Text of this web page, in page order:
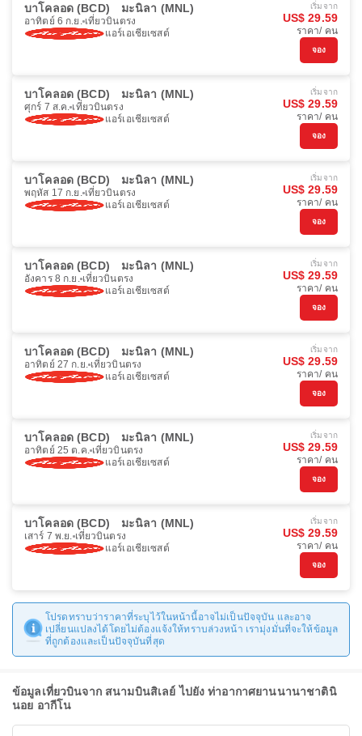
บาโคลอด (BCD) มะนิลา (MNL)
อาทิตย์ 6 ก.ย. เที่ยวบินตรง
แอร์เอเชียเซสต์
เริ่มจาก
US$ 29.59
ราคา/ คน
จอง
บาโคลอด (BCD) มะนิลา (MNL)
ศุกร์ 7 ส.ค. เที่ยวบินตรง
แอร์เอเชียเซสต์
เริ่มจาก
US$ 29.59
ราคา/ คน
จอง
บาโคลอด (BCD) มะนิลา (MNL)
พฤหัส 17 ก.ย. เที่ยวบินตรง
แอร์เอเชียเซสต์
เริ่มจาก
US$ 29.59
ราคา/ คน
จอง
บาโคลอด (BCD) มะนิลา (MNL)
อังคาร 8 ก.ย. เที่ยวบินตรง
แอร์เอเชียเซสต์
เริ่มจาก
US$ 29.59
ราคา/ คน
จอง
บาโคลอด (BCD) มะนิลา (MNL)
อาทิตย์ 27 ก.ย. เที่ยวบินตรง
แอร์เอเชียเซสต์
เริ่มจาก
US$ 29.59
ราคา/ คน
จอง
บาโคลอด (BCD) มะนิลา (MNL)
อาทิตย์ 25 ต.ค. เที่ยวบินตรง
แอร์เอเชียเซสต์
เริ่มจาก
US$ 29.59
ราคา/ คน
จอง
บาโคลอด (BCD) มะนิลา (MNL)
เสาร์ 7 พ.ย. เที่ยวบินตรง
แอร์เอเชียเซสต์
เริ่มจาก
US$ 29.59
ราคา/ คน
จอง
โปรดทราบว่าราคาที่ระบุไว้ในหน้านี้อาจไม่เป็นปัจจุบัน และอาจ
เปลี่ยนแปลงได้โดยไม่ต้องแจ้งให้ทราบล่วงหน้า เรามุ่งมั่นที่จะให้ข้อมูล
ที่ถูกต้องและเป็นปัจจุบันที่สุด
ข้อมูลเที่ยวบินจาก สนามบินสิเลย์ ไปยัง ท่าอากาศยานนานาชาตินิ
นอย อากีโน